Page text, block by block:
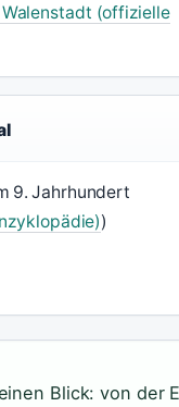
(offizielle
9. Jahrhundert
)
Blick: von der